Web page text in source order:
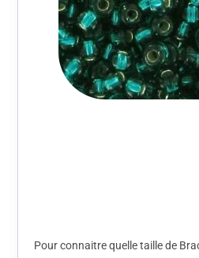
Pour connaitre quelle taille de